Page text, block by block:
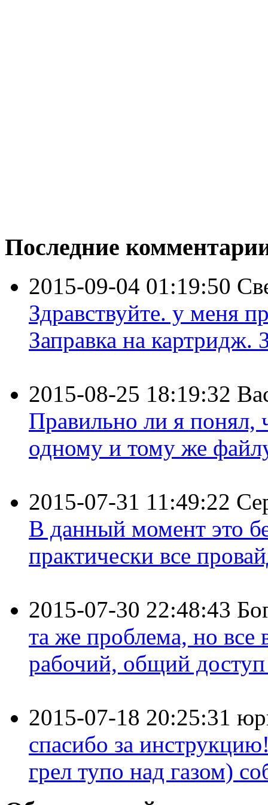
Последние
2015-09-04 01:19:50
Здравствуйте. у меня
Заправка на картридж.
2015-08-25 18:19:32
Правильно ли я понял,
одному и тому же
2015-07-31 11:49:22
В данный момент это
практически все
2015-07-30 22:48:43
та же проблема, но все
рабочий, общий доступ
2015-07-18 20:25:31
спасибо за
грел тупо над газом)